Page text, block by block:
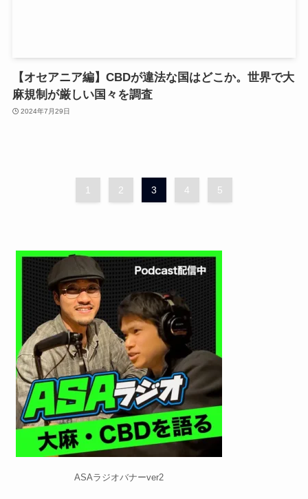
【オセアニア編】CBDが違法な国はどこか。世界で大
麻規制が厳しい国々を調査
2024年7月29日
1 2 3 4 5
ASAラジオバナーver2